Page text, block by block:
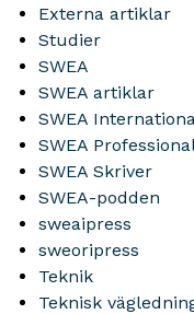
Externa artiklar
Studier
SWEA
SWEA artiklar
SWEA
SWEA
SWEA Skriver
SWEA-podden
sweaipress
sweoripress
Teknik
Teknisk